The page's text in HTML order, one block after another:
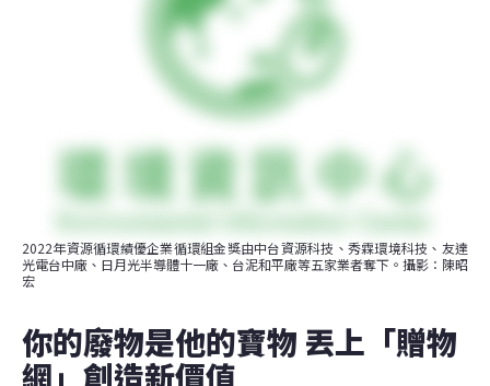
2022年資源循環績優企業循環組金獎由中台資源科技、秀霖環境科技、友達
光電台中廠、日月光半導體十一廠、台泥和平廠等五家業者奪下。攝影：陳昭
宏
你的廢物是他的寶物 丟上「贈物
網」創造新價值